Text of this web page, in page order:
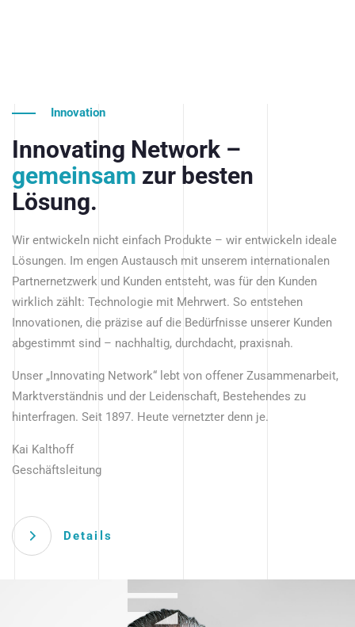
Innovation
Innovating Network –
gemeinsam zur besten
Lösung.
Wir entwickeln nicht einfach Produkte – wir entwickeln ideale
Lösungen. Im engen Austausch mit unserem internationalen
Partnernetzwerk und Kunden entsteht, was für den Kunden
wirklich zählt: Technologie mit Mehrwert. So entstehen
Innovationen, die präzise auf die Bedürfnisse unserer Kunden
abgestimmt sind – nachhaltig, durchdacht, praxisnah.
Unser „Innovating Network“ lebt von offener Zusammenarbeit,
Marktverständnis und der Leidenschaft, Bestehendes zu
hinterfragen. Seit 1897. Heute vernetzter denn je.
Kai Kalthoff
Geschäftsleitung
Details